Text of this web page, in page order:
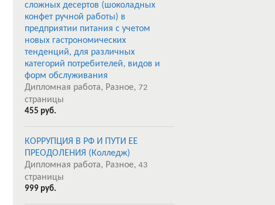
сложных десертов (шоколадных
конфет ручной работы) в
предприятии питания с учетом
новых гастрономических
тенденций, для различных
категорий потребителей, видов и
форм обслуживания
Дипломная работа, Разное, 72
страницы
455 руб.
КОРРУПЦИЯ В РФ И ПУТИ ЕЕ
ПРЕОДОЛЕНИЯ (Колледж)
Дипломная работа, Разное, 43
страницы
999 руб.